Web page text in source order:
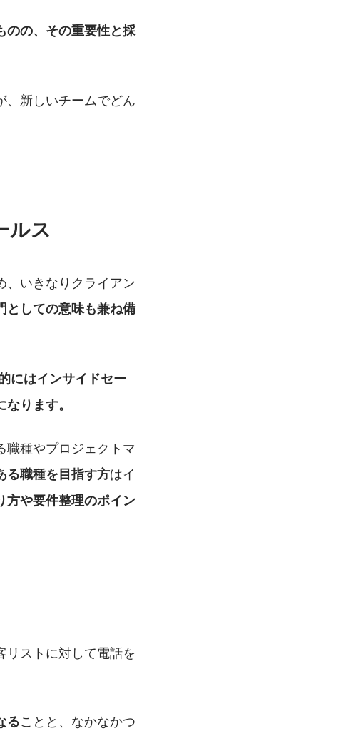
のの、その重要性と採
、新しいチームでどん
ルス
、いきなりクライアン
としての意味も兼ね備
にはインサイドセー
ります。
職種やプロジェクトマ
る職種を目指す方はイ
方や要件整理のポイン
リストに対して電話を
ることと、なかなかつ